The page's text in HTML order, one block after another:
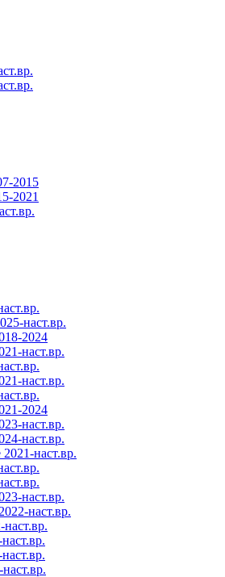
2015
2021
наст.вр.
2024
наст.вр.
наст.вр.
2024
наст.вр.
наст.вр.
наст.вр.
наст.вр.
наст.вр.